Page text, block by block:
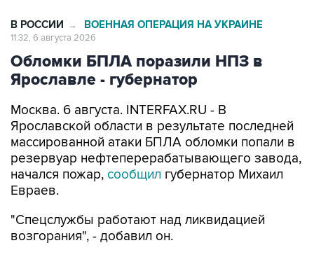
В РОССИИ → ВОЕННАЯ ОПЕРАЦИЯ НА УКРАИНЕ
11:32, 6 августа 2026
Обломки БПЛА поразили НПЗ в
Ярославле - губернатор
Москва. 6 августа. INTERFAX.RU - В
Ярославской области в результате последней
массированной атаки БПЛА обломки попали в
резервуар нефтеперерабатывающего завода,
начался пожар, сообщил губернатор Михаил
Евраев.
"Спецслужбы работают над ликвидацией
возгорания", - добавил он.